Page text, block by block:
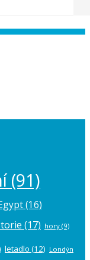
(91)
(16)
(17) hory (9)
letadlo (12) Londýn